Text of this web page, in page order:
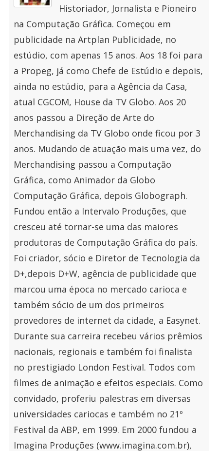
Historiador, Jornalista e Pioneiro
na Computação Gráfica. Começou em
publicidade na Artplan Publicidade, no
estúdio, com apenas 15 anos. Aos 18 foi para
a Propeg, já como Chefe de Estúdio e depois,
ainda no estúdio, para a Agência da Casa,
atual CGCOM, House da TV Globo. Aos 20
anos passou a Direção de Arte do
Merchandising da TV Globo onde ficou por 3
anos. Mudando de atuação mais uma vez, do
Merchandising passou a Computação
Gráfica, como Animador da Globo
Computação Gráfica, depois Globograph.
Fundou então a Intervalo Produções, que
cresceu até tornar-se uma das maiores
produtoras de Computação Gráfica do país.
Foi criador, sócio e Diretor de Tecnologia da
D+,depois D+W, agência de publicidade que
marcou uma época no mercado carioca e
também sócio de um dos primeiros
provedores de internet da cidade, a Easynet.
Durante sua carreira recebeu vários prêmios
nacionais, regionais e também foi finalista
no prestigiado London Festival. Todos com
filmes de animação e efeitos especiais. Como
convidado, proferiu palestras em diversas
universidades cariocas e também no 21º
Festival da ABP, em 1999. Em 2000 fundou a
Imagina Produções (www.imagina.com.br),